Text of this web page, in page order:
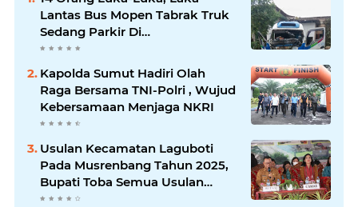
Lantas Bus Mopen Tabrak Truk
Sedang Parkir Di
Siborongborong
Kapolda Sumut Hadiri Olah
Raga Bersama TNI-Polri , Wujud
Kebersamaan Menjaga NKRI
Usulan Kecamatan Laguboti
Pada Musrenbang Tahun 2025,
Bupati Toba Semua Usulan
Harus Mendukung